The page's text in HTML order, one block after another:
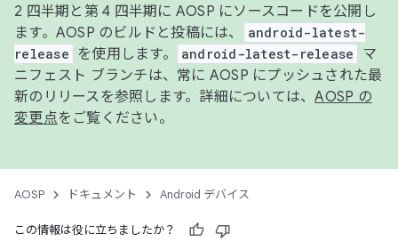
2 四半期と第 4 四半期に AOSP にソースコードを公開し
ます。AOSP のビルドと投稿には、
android-latest-
release
を使用します。 android-latest-release
マ
ニフェスト ブランチは、常に AOSP にプッシュされた最
新のリリースを参照します。詳細については、AOSP の
変更点をご覧ください。
AOSP ドキュメント Android デバイス
この情報は役に立ちましたか？